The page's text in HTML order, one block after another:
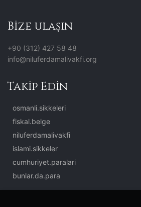
Bize ulaşın
+90 (312) 427 58 48
info@niluferdamalivakfi.org
Takip Edin
osmanli.sikkeleri
fiskal.belge
niluferdamalivakfi
islami.sikkeler
cumhuriyet.paralari
bunlar.da.para